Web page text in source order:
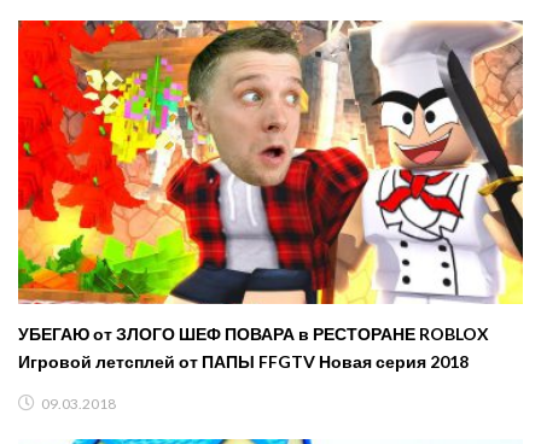
УБЕГАЮ от ЗЛОГО ШЕФ ПОВАРА в РЕСТОРАНЕ ROBLOX
Игровой летсплей от ПАПЫ FFGTV Новая серия 2018
09.03.2018